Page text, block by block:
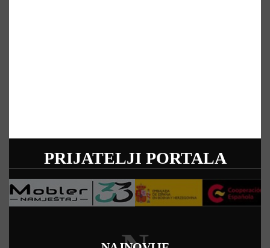
PRIJATELJI PORTALA